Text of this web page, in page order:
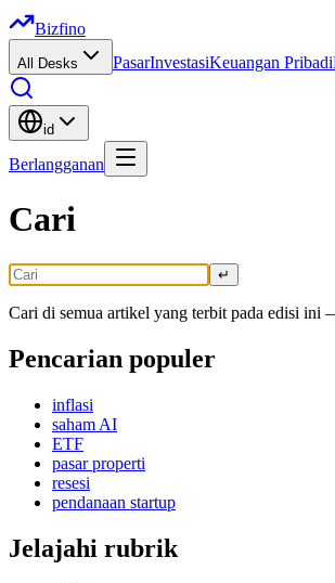
Bizfino
All Desks PasarInvestasiKeuangan Pribadi
id
Berlangganan
Cari
↵
Cari di semua artikel yang terbit pada edisi ini
Pencarian populer
inflasi
saham AI
ETF
pasar properti
resesi
pendanaan startup
Jelajahi rubrik